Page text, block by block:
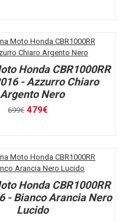
Honda CBR1000RR
- Azzurro Chiaro
Argento Nero
699€ 479€
Honda CBR1000RR
- Bianco Arancia Nero
Lucido